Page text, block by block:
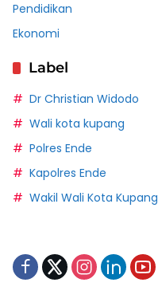
Pendidikan
Ekonomi
Label
Dr Christian Widodo
Wali kota kupang
Polres Ende
Kapolres Ende
Wakil Wali Kota Kupang